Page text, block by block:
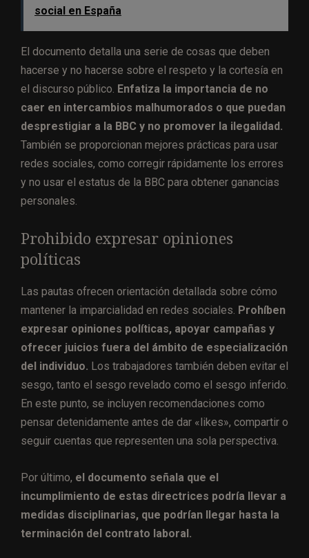
social en España
El documento detalla una serie de cosas que deben
hacerse y no hacerse sobre el respeto y la cortesía en
el discurso público. Enfatiza la importancia de no
caer en intercambios malhumorados o que puedan
desprestigiar a la BBC y no promover la ilegalidad.
También se proporcionan mejores prácticas para usar
redes sociales, como corregir rápidamente los errores
y no usar el estatus de la BBC para obtener ganancias
personales.
Prohibido expresar opiniones
políticas
Las pautas ofrecen orientación detallada sobre cómo
mantener la imparcialidad en redes sociales. Prohíben
expresar opiniones políticas, apoyar campañas y
ofrecer juicios fuera del ámbito de especialización
del individuo. Los trabajadores también deben evitar el
sesgo, tanto el sesgo revelado como el sesgo inferido.
En este punto, se incluyen recomendaciones como
pensar detenidamente antes de dar «likes», compartir o
seguir cuentas que representen una sola perspectiva.
Por último, el documento señala que el
incumplimiento de estas directrices podría llevar a
medidas disciplinarias, que podrían llegar hasta la
terminación del contrato laboral.